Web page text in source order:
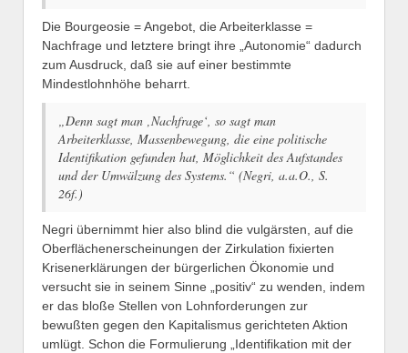
Die Bourgeosie = Angebot, die Arbeiterklasse =
Nachfrage und letztere bringt ihre „Autonomie“ dadurch
zum Ausdruck, daß sie auf einer bestimmte
Mindestlohnhöhe beharrt.
„Denn sagt man ‚Nachfrage‘, so sagt man
Arbeiterklasse, Massenbewegung, die eine politische
Identifikation gefunden hat, Möglichkeit des Aufstandes
und der Umwälzung des Systems.“ (Negri, a.a.O., S.
26f.)
Negri übernimmt hier also blind die vulgärsten, auf die
Oberflächenerscheinungen der Zirkulation fixierten
Krisenerklärungen der bürgerlichen Ökonomie und
versucht sie in seinem Sinne „positiv“ zu wenden, indem
er das bloße Stellen von Lohnforderungen zur
bewußten gegen den Kapitalismus gerichteten Aktion
umlügt. Schon die Formulierung „Identifikation mit der